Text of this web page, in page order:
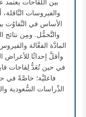
والفيروسات
الأساس في التَّفاوُت
والتَّحمُّل. ومِن نتائج
المادَّة الفعَّالة
وأقلَّ إحداثًا للأعراض
فاعليَّة؛ خاصَّةً في
الدِّراسات السُّعودية